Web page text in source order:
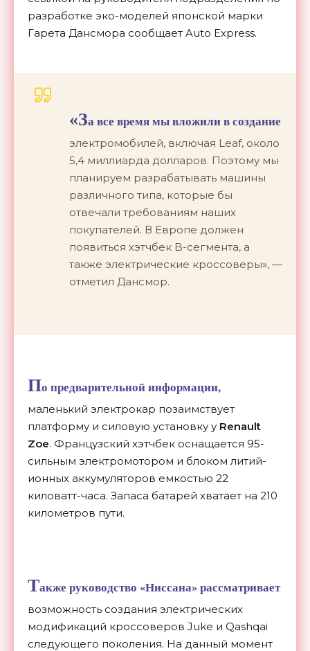
разработке эко-моделей японской марки
Гарета Дансмора сообщает Auto Express.
«За все время мы вложили в создание
электромобилей, включая Leaf, около
5,4 миллиарда долларов. Поэтому мы
планируем разрабатывать машины
различного типа, которые бы
отвечали требованиям наших
покупателей. В Европе должен
появиться хэтчбек B-сегмента, а
также электрические кроссоверы», —
отметил Дансмор.
По предварительной информации,
маленький электрокар позаимствует
платформу и силовую установку у Renault
Zoe. Французский хэтчбек оснащается 95-
сильным электромотором и блоком литий-
ионных аккумуляторов емкостью 22
киловатт-часа. Запаса батарей хватает на 210
километров пути.
Также руководство «Ниссана» рассматривает
возможность создания электрических
модификаций кроссоверов Juke и Qashqai
следующего поколения. На данный момент